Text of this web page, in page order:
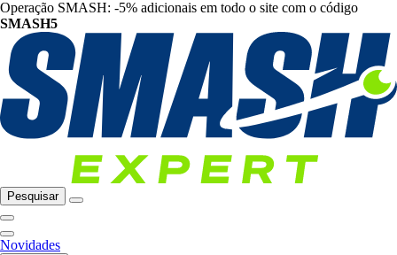
Operação SMASH: -5% adicionais em todo o site com o código
SMASH5
Pesquisar
Novidades